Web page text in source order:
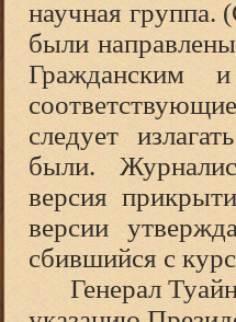
научная
были
Гражданским
следует
были.
версия
версии
сбившийся с
Генерал